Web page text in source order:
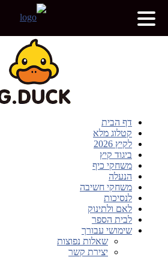
דף הבית
קטלוג מלא
לקיץ 2026
ביגוד קיץ
משחקי כיף
הנעלה
משחקי חשיבה
לנסיכות
לאם ולתינוק
לבית הספר
שימושי עבורך
שאלות נפוצות
יצירת קשר